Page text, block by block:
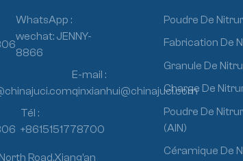
WhatsApp :
wechat: JENNY-
8866
E-mail :
qinxianhui@chinajuci.com
Tél :
+8615151778700
Road,Xiang’an
Poudre De
Fabrication De
Granule De
Charge De
Poudre De
(AlN)
Céramique De